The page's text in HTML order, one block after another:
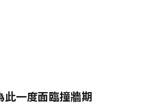
一度面臨撞牆期